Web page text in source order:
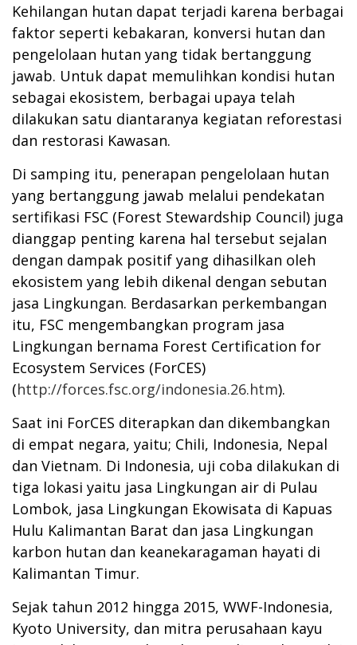
Kehilangan hutan dapat terjadi karena berbagai
faktor seperti kebakaran, konversi hutan dan
pengelolaan hutan yang tidak bertanggung
jawab. Untuk dapat memulihkan kondisi hutan
sebagai ekosistem, berbagai upaya telah
dilakukan satu diantaranya kegiatan reforestasi
dan restorasi Kawasan.
Di samping itu, penerapan pengelolaan hutan
yang bertanggung jawab melalui pendekatan
sertifikasi FSC (Forest Stewardship Council) juga
dianggap penting karena hal tersebut sejalan
dengan dampak positif yang dihasilkan oleh
ekosistem yang lebih dikenal dengan sebutan
jasa Lingkungan. Berdasarkan perkembangan
itu, FSC mengembangkan program jasa
Lingkungan bernama Forest Certification for
Ecosystem Services (ForCES)
(http://forces.fsc.org/indonesia.26.htm).
Saat ini ForCES diterapkan dan dikembangkan
di empat negara, yaitu; Chili, Indonesia, Nepal
dan Vietnam. Di Indonesia, uji coba dilakukan di
tiga lokasi yaitu jasa Lingkungan air di Pulau
Lombok, jasa Lingkungan Ekowisata di Kapuas
Hulu Kalimantan Barat dan jasa Lingkungan
karbon hutan dan keanekaragaman hayati di
Kalimantan Timur.
Sejak tahun 2012 hingga 2015, WWF-Indonesia,
Kyoto University, dan mitra perusahaan kayu